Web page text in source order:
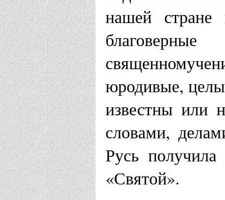
нашей стране
юродивые,
известны или
словами,
Русь получила
«Святой».